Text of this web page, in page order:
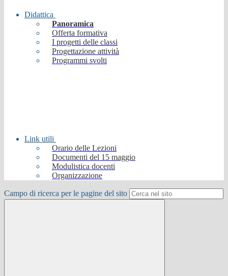
Didattica
Panoramica
Offerta formativa
I progetti delle classi
Progettazione attività
Programmi svolti
Link utili
Orario delle Lezioni
Documenti del 15 maggio
Modulistica docenti
Organizzazione
Campo di ricerca per le pagine del sito